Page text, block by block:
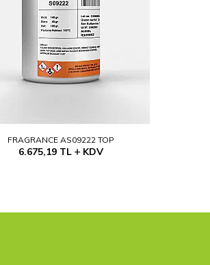
FRAGRANCE AS09222 TOP
6.675,19TL KDV